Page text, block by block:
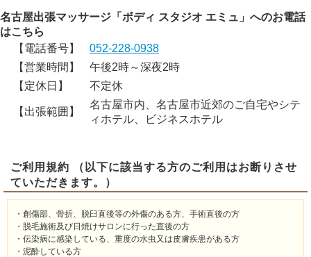
名古屋出張マッサージ「ボディ スタジオ エミュ」へのお電話
はこちら
【電話番号】
052-228-0938
【営業時間】
午後2時～深夜2時
【定休日】
不定休
【出張範囲】
名古屋市内、名古屋市近郊のご自宅やシテ
ィホテル、ビジネスホテル
ご利用規約 （以下に該当する方のご利用はお断りさせ
ていただきます。）
・創傷部、骨折、脱臼直後等の外傷のある方、手術直後の方
・脱毛施術及び日焼けサロンに行った直後の方
・伝染病に感染している、重度の水虫又は皮膚疾患がある方
・泥酔している方